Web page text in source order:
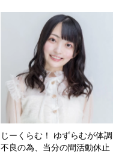
じーくらむ！ ゆずらむが体調
不良の為、当分の間活動休止